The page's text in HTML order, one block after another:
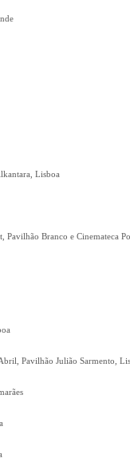
Lisboa
Branco e Cinemateca
Pavilhão Julião Sarmento,